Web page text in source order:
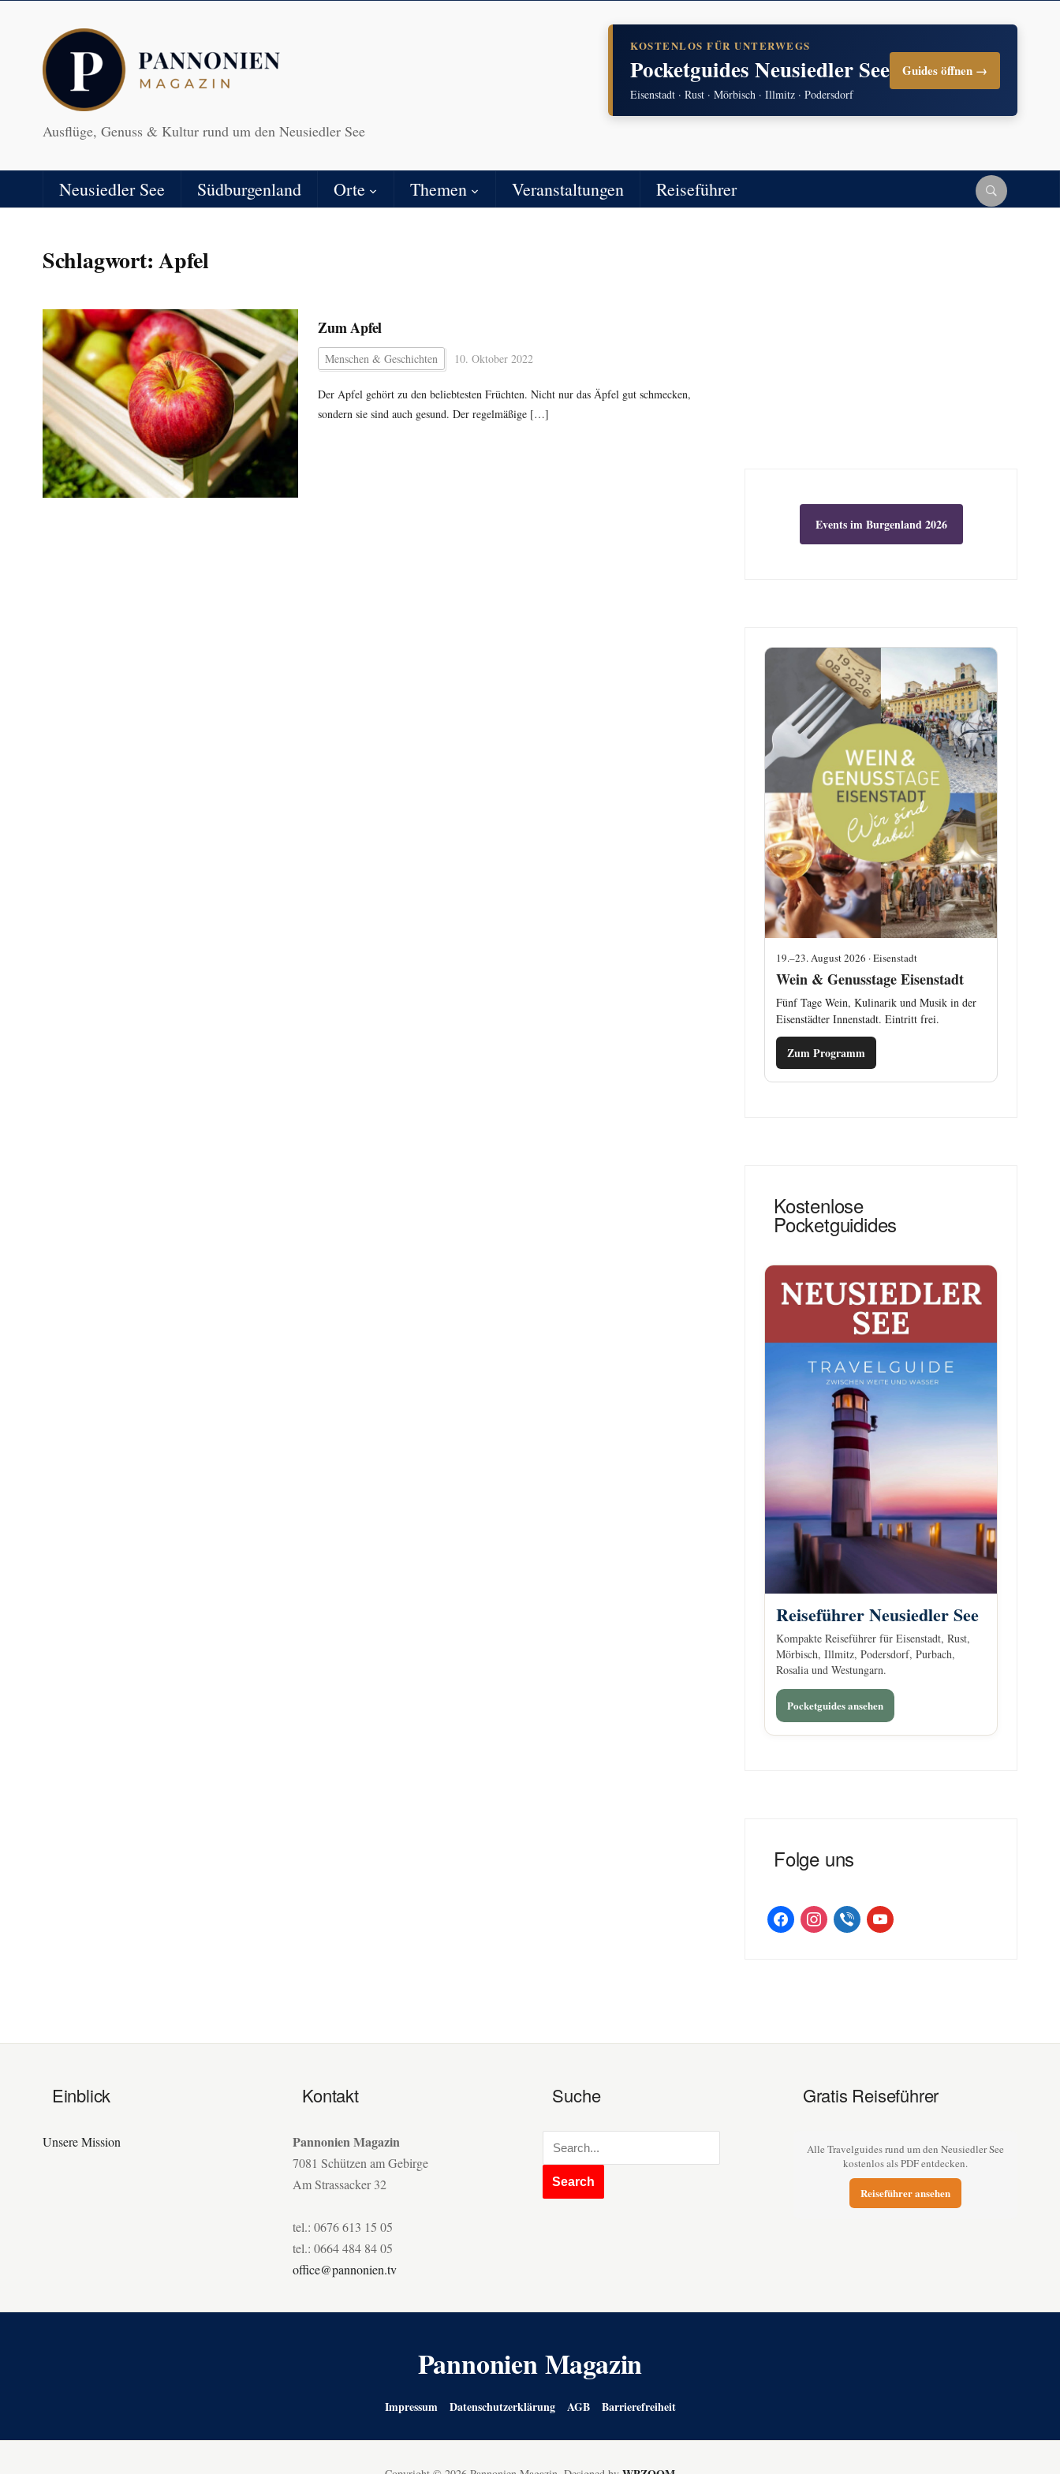
Ausflüge, Genuss & Kultur rund um den Neusiedler See
KOSTENLOS FÜR UNTERWEGS
Pocketguides Neusiedler See
Eisenstadt · Rust · Mörbisch · Illmitz · Podersdorf
Guides öffnen →
Neusiedler See Südburgenland Orte Themen Veranstaltungen Reiseführer
Schlagwort:Apfel
Zum Apfel
Menschen & Geschichten 10. Oktober 2022
Der Apfel gehört zu den beliebtesten Früchten. Nicht nur das Äpfel gut schmecken,
sondern sie sind auch gesund. Der regelmäßige […]
Events im Burgenland 2026
19.–23. August 2026 · Eisenstadt
Wein & Genusstage Eisenstadt
Fünf Tage Wein, Kulinarik und Musik in der
Eisenstädter Innenstadt. Eintritt frei.
Zum Programm
Kostenlose
Pocketguidides
Reiseführer Neusiedler See
Kompakte Reiseführer für Eisenstadt, Rust,
Mörbisch, Illmitz, Podersdorf, Purbach,
Rosalia und Westungarn.
Pocketguides ansehen
Folge uns
facebookinstagramviber youtube
Einblick
Unsere Mission
Kontakt
Pannonien Magazin
7081 Schützen am Gebirge
Am Strassacker 32
tel.: 0676 613 15 05
tel.: 0664 484 84 05
office@pannonien.tv
Suche Gratis Reiseführer
Alle Travelguides rund um den Neusiedler See
kostenlos als PDF entdecken.
Reiseführer ansehen
Pannonien Magazin
Impressum Datenschutzerklärung AGB Barrierefreiheit